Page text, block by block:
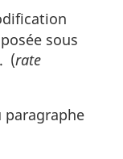
sous
(rate
paragraphe